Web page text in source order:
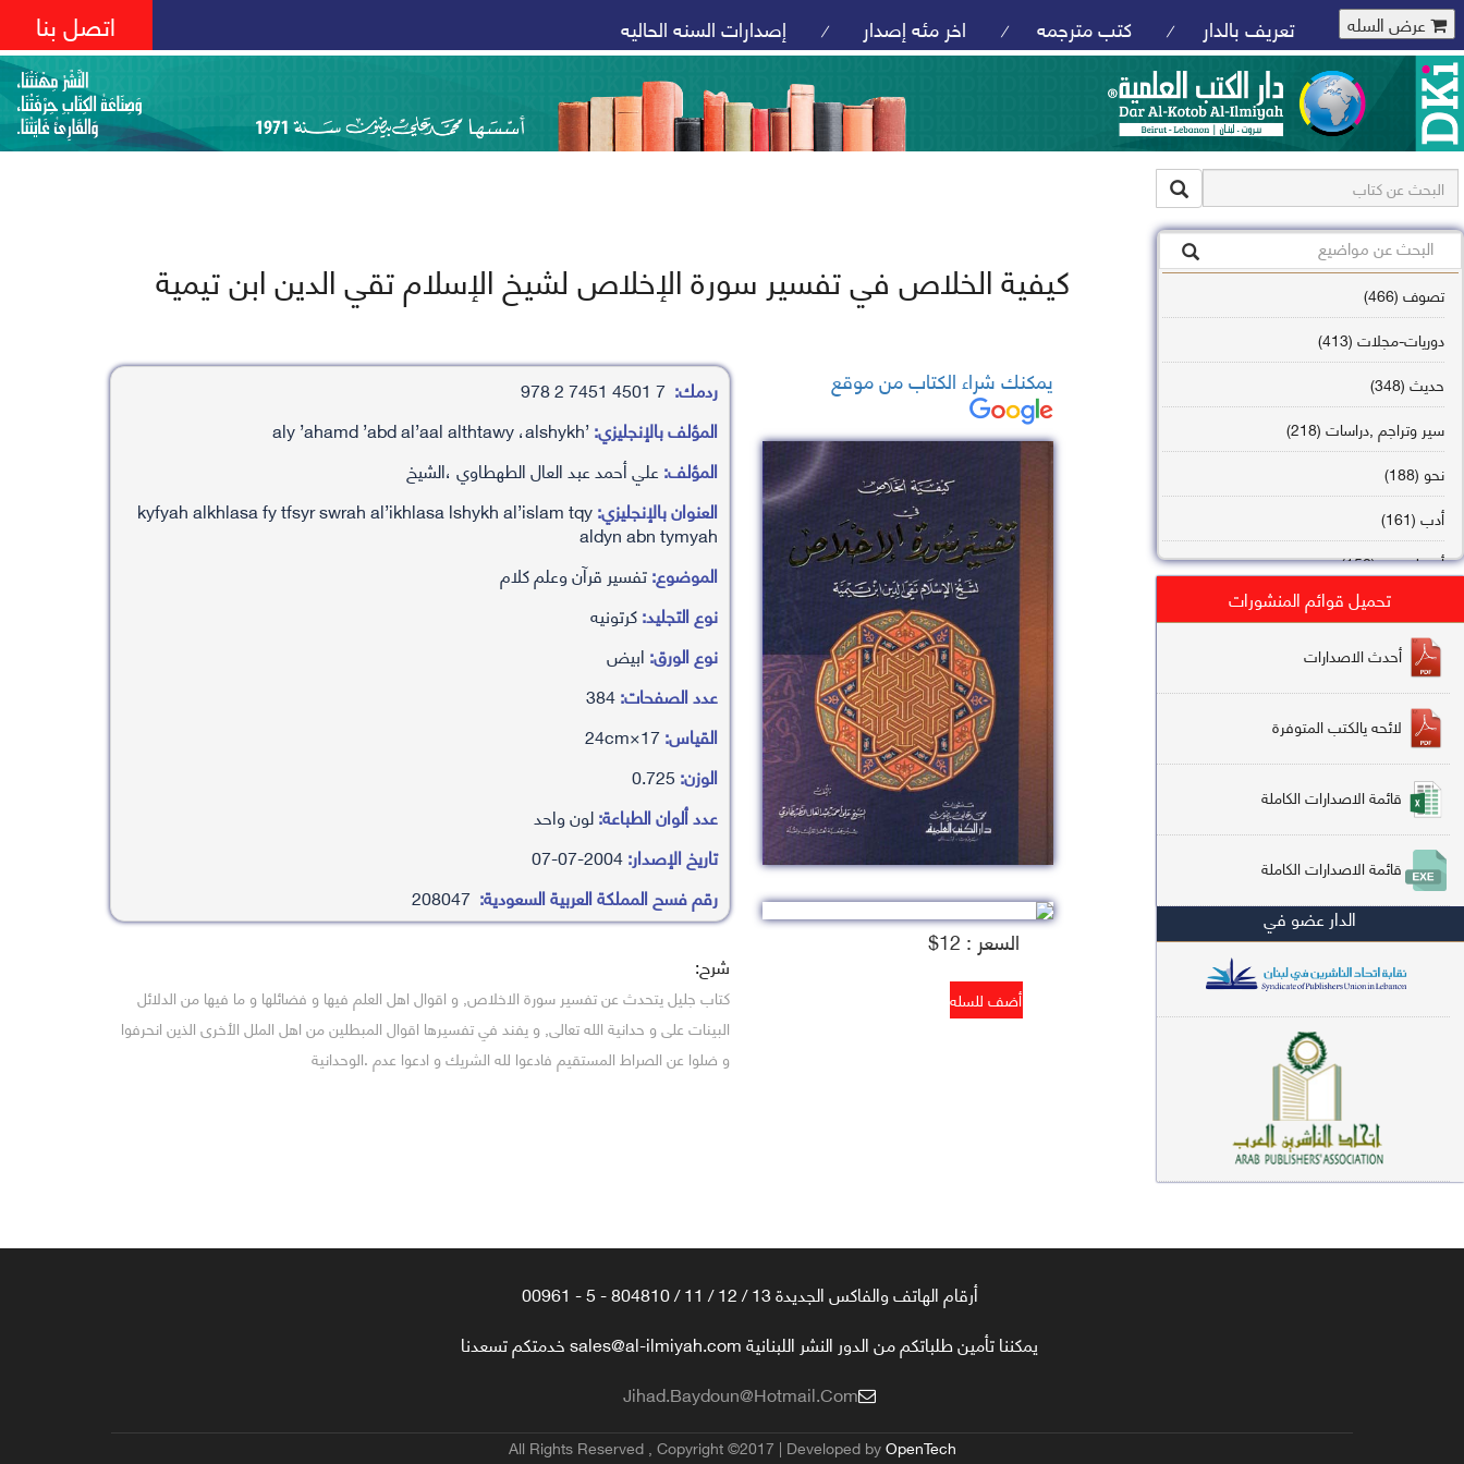
عرض السله تعريف بالدار / كتب مترجمه / اخر مئه إصدار / إصدارات السنه الحاليه اتصل بنا
تصوف (466)
دوريات-مجلات (413)
حديث (348)
سير وتراجم ,دراسات (218)
نحو (188)
أدب (161)
أصول فقه (158)
تاريخ (138)
فقه شافعي (132)
فقه حنفي (113)
فقه مالكي (112)
تفسير قرآن (106)
علم كلام (96)
أخلاق وتصوف (91)
سير وتراجم (90)
معاجم لغوية (89)
سيرة نبوية وتصوف (81)
دراسات إسلامية (75)
شعر (72)
تحميل قوائم المنشورات
أحدث الاصدارات
لائحه يالكتب المتوفرة
قائمة الاصدارات الكاملة
قائمة الاصدارات الكاملة
الدار عضو في
كيفية الخلاص في تفسير سورة الإخلاص لشيخ الإسلام تقي الدين ابن تيمية
يمكنك شراء الكتاب من موقع
السعر : 12$
ردمك: 7 4501 7451 2 978
المؤلف بالإنجليزي:’aly ’ahamd ’abd al’aal althtawy ،alshykh
المؤلف:علي أحمد عبد العال الطهطاوي ،الشيخ
العنوان بالإنجليزي:kyfyah alkhlasa fy tfsyr swrah al’ikhlasa lshykh al’islam tqy
aldyn abn tymyah
الموضوع:تفسير قرآن وعلم كلام
نوع التجليد:كرتونيه
نوع الورق:ابيض
عدد الصفحات:384
القياس:17×24cm
الوزن:
عدد ألوان الطباعة:لون واحد
تاريخ الإصدار:2004-07-07
رقم فسح المملكة العربية السعودية: 208047
شرح:
كتاب جليل يتحدث عن تفسير سورة الاخلاص, و اقوال اهل العلم فيها و فضائلها و ما فيها من الدلائل
البينات على و حدانية الله تعالى, و يفند في تفسيرها اقوال المبطلين من اهل الملل الأخرى الذين انحرفوا
و ضلوا عن الصراط المستقيم فادعوا لله الشريك و ادعوا عدم .الوحدانية
أرقام الهاتف والفاكس الجديدة 13 / 12 / 11 / 804810 - 5 - 00961
يمكننا تأمين طلباتكم من الدور النشر اللبنانية sales@al-ilmiyah.com خدمتكم تسعدنا
Jihad.baydoun@hotmail.com
All Rights Reserved , Copyright ©2017 | Developed byOpenTech